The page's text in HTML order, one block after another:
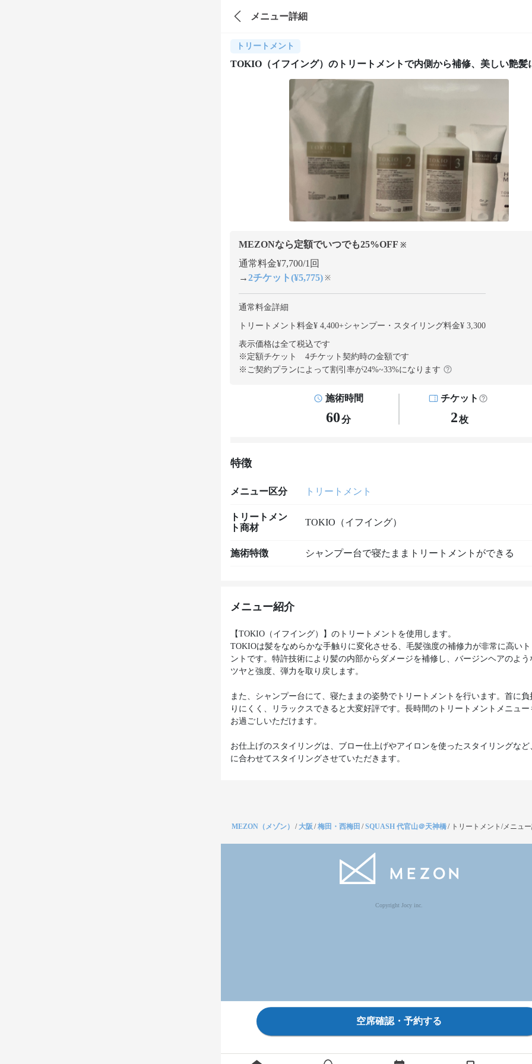
メニュー詳細
トリートメント
TOKIO（イフイング）のトリートメントで内側から補修、美しい艶髪
MEZONなら定額でいつでも25%OFF ※
通常料金¥7,700/1回
→2チケット(¥5,775) ※
通常料金詳細
トリートメント料金¥ 4,400+シャンプー・スタイリング料金¥ 3,300
表示価格は全て税込です
※定額チケット 4チケット契約時の金額です
※ご契約プランによって割引率が24%~33%になります
施術時間
60分
チケット
2枚
特徴
メニュー区分 トリートメント
トリートメン
ト商材
TOKIO（イフイング）
施術特徴 シャンプー台で寝たままトリートメントができる
メニュー紹介
【TOKIO（イフイング）】のトリートメントを使用します。
TOKIOは髪をなめらかな手触りに変化させる、毛髪強度の補修力が非常に高い
ントです。特許技術により髪の内部からダメージを補修し、バージンヘアのよう
ツヤと強度、弾力を取り戻します。
また、シャンプー台にて、寝たままの姿勢でトリートメントを行います。首に負
りにくく、リラックスできると大変好評です。長時間のトリートメントメニュー
お過ごしいただけます。
お仕上げのスタイリングは、ブロー仕上げやアイロンを使ったスタイリングなど
に合わせてスタイリングさせていただきます。
MEZON（メゾン） /大阪 /梅田・西梅田 /SQUASH 代官山＠天神橋/ トリートメント/メニュ
Copyright Jocy inc.
空席確認・予約する